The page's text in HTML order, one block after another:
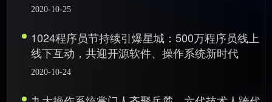
2020-10-25
1024程序员节持续引爆星城：500万程序员线上
线下互动，共迎开源软件、操作系统新时代
2020-10-24